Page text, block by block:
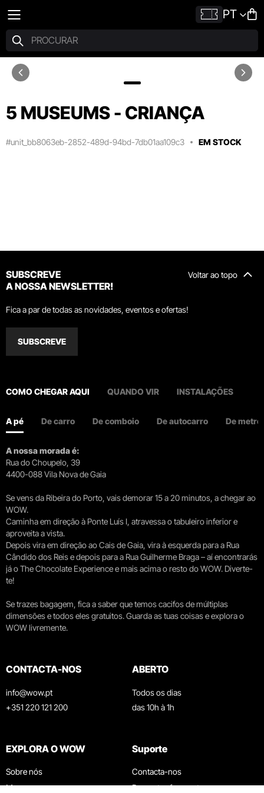
PT
5 MUSEUMS - CRIANÇA
#unit_bb8063eb-2852-489d-94bd-7db01aa109c3 EM STOCK
Voltar ao topo
SUBSCREVE
A NOSSA NEWSLETTER!
Fica a par de todas as novidades, eventos e ofertas!
SUBSCREVE
COMO CHEGAR AQUI QUANDO VIR INSTALAÇÕES
A pé De carro De comboio De autocarro De metro
A nossa morada é:
Rua do Choupelo, 39
4400-088 Vila Nova de Gaia
Se vens da Ribeira do Porto, vais demorar 15 a 20 minutos, a chegar ao
WOW.
Caminha em direção à Ponte Luís I, atravessa o tabuleiro inferior e
aproveita a vista.
Depois vira em direção ao Cais de Gaia, vira à esquerda para a Rua
Cândido dos Reis e depois para a Rua Guilherme Braga – aí encontrarás
já o The Chocolate Experience e mais acima o resto do WOW. Diverte-
te!
Se trazes bagagem, fica a saber que temos cacifos de múltiplas
dimensões e todos eles gratuitos. Guarda as tuas coisas e explora o
WOW livremente.
CONTACTA-NOS
info@wow.pt
+351 220 121 200
ABERTO
Todos os dias
das 10h à 1h
EXPLORA O WOW
Sobre nós
Museus
Suporte
Contacta-nos
Perguntas frequentes